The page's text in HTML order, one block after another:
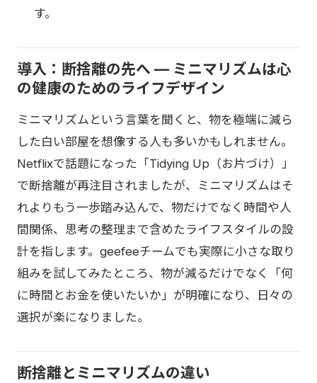
す。
導入：断捨離の先へ — ミニマリズムは心
の健康のためのライフデザイン
ミニマリズムという言葉を聞くと、物を極端に減ら
した白い部屋を想像する人も多いかもしれません。
Netflixで話題になった「Tidying Up（お片づけ）」
で断捨離が再注目されましたが、ミニマリズムはそ
れよりもう一歩踏み込んで、物だけでなく時間や人
間関係、思考の整理まで含めたライフスタイルの設
計を指します。geefeeチームでも実際に小さな取り
組みを試してみたところ、物が減るだけでなく「何
に時間とお金を使いたいか」が明確になり、日々の
選択が楽になりました。
断捨離とミニマリズムの違い